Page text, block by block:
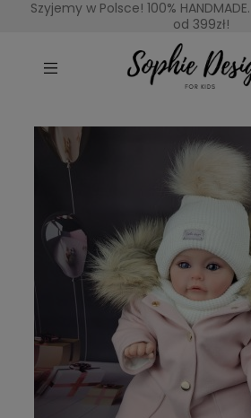
Szyjemy w Polsce! 100%
od 399zł!